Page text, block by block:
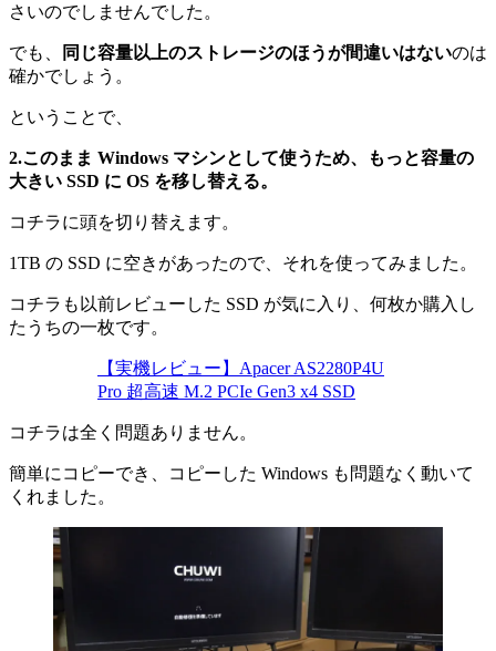
さいのでしませんでした。
でも、 同じ容量以上のストレージのほうが間違いはないのは
確かでしょう。
ということで、
2.このまま Windows マシンとして使うため、もっと容量の
大きい SSD に OS を移し替える。
コチラに頭を切り替えます。
1TB の SSD に空きがあったので、それを使ってみました。
コチラも以前レビューした SSD が気に入り、何枚か購入し
たうちの一枚です。
【実機レビュー】Apacer AS2280P4U
Pro 超高速 M.2 PCIe Gen3 x4 SSD
コチラは全く問題ありません。
簡単にコピーでき、コピーした Windows も問題なく動いて
くれました。